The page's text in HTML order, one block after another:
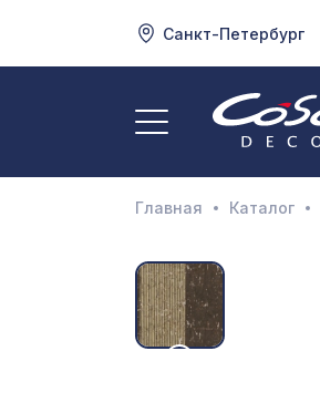
Санкт-Петербург
Главная Каталог